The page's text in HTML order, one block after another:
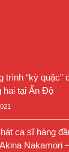
trình “kỳ quặc”
hai tại Ấn Độ
ca sĩ hàng
Nakamori